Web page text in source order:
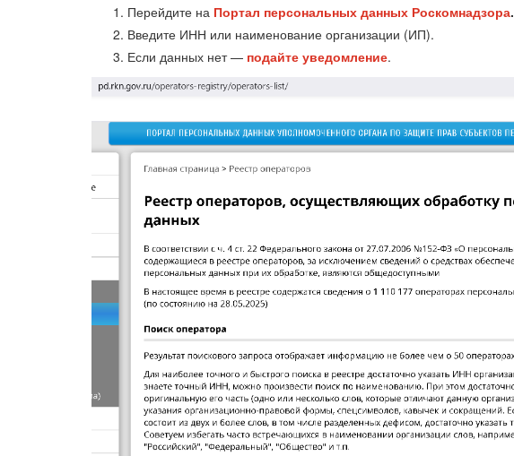
Перейдите на Портал персональных данных Роскомнадзора.
Введите ИНН или наименование организации (ИП).
Если данных нет — подайте уведомление.